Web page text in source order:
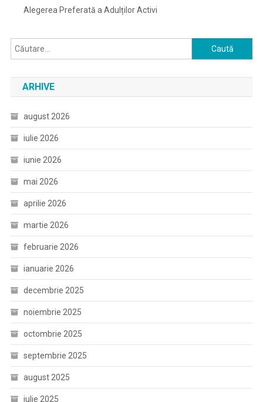
Alegerea Preferată a Adulților Activi
Caută
după:
ARHIVE
august 2026
iulie 2026
iunie 2026
mai 2026
aprilie 2026
martie 2026
februarie 2026
ianuarie 2026
decembrie 2025
noiembrie 2025
octombrie 2025
septembrie 2025
august 2025
iulie 2025